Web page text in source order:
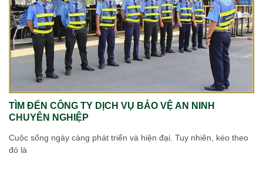
TÌM ĐẾN CÔNG TY DỊCH VỤ BẢO VỆ AN NINH
CHUYÊN NGHIỆP
Cuộc sống ngày càng phát triển và hiện đại. Tuy nhiên, kéo theo
đó là